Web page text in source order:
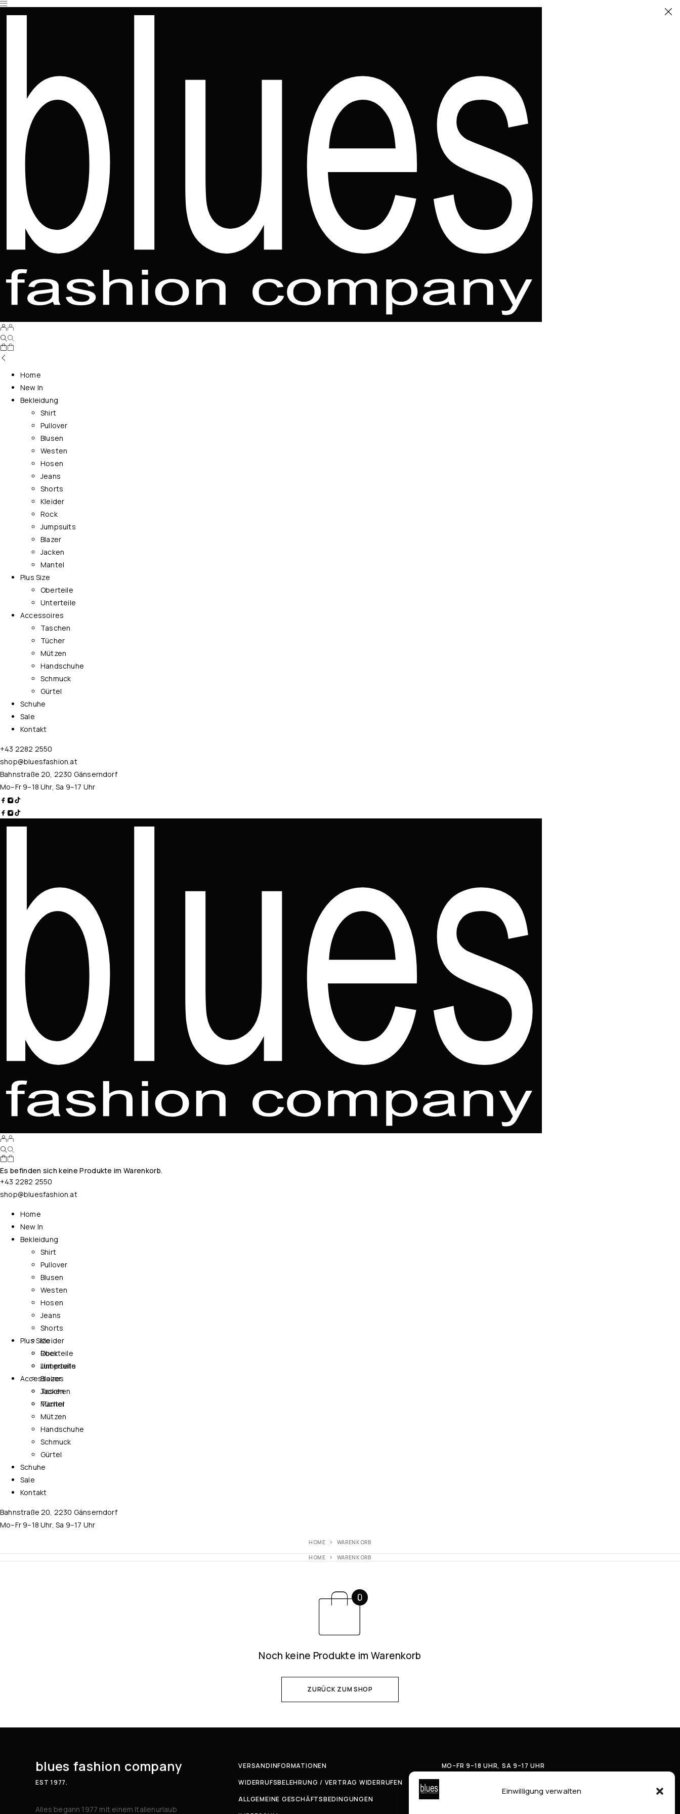
Einwilligung verwalten
Home
New In
Bekleidung
Shirt
Pullover
Blusen
Westen
Hosen
Jeans
Shorts
Kleider
Rock
Jumpsuits
Blazer
Jacken
Mantel
Plus Size
Oberteile
Unterteile
Accessoires
Taschen
Tücher
Mützen
Handschuhe
Schmuck
Gürtel
Schuhe
Sale
Kontakt
+43 2282 2550
shop@bluesfashion.at
Bahnstraße 20, 2230 Gänserndorf
Mo–Fr 9–18 Uhr, Sa 9–17 Uhr
Es befinden sich keine Produkte im Warenkorb.
+43 2282 2550
shop@bluesfashion.at
Home
New In
Bekleidung
Shirt
Pullover
Blusen
Westen
Hosen
Jeans
Shorts
Kleider
Rock
Jumpsuits
Blazer
Jacken
Mantel
Plus Size
Oberteile
Unterteile
Accessoires
Taschen
Tücher
Mützen
Handschuhe
Schmuck
Gürtel
Schuhe
Sale
Kontakt
Bahnstraße 20, 2230 Gänserndorf
Mo–Fr 9–18 Uhr, Sa 9–17 Uhr
HOME WARENKORB
HOME WARENKORB
Noch keine Produkte im Warenkorb
ZURÜCK ZUM SHOP
blues fashion company
EST 1977.
Alles begann 1977 mit einem Italienurlaub
VERSANDINFORMATIONEN
WIDERRUFSBELEHRUNG / VERTRAG WIDERRUFEN
ALLGEMEINE GESCHÄFTSBEDINGUNGEN
MO–FR 9–18 UHR, SA 9–17 UHR
SHOP@BLUESFASHION.AT